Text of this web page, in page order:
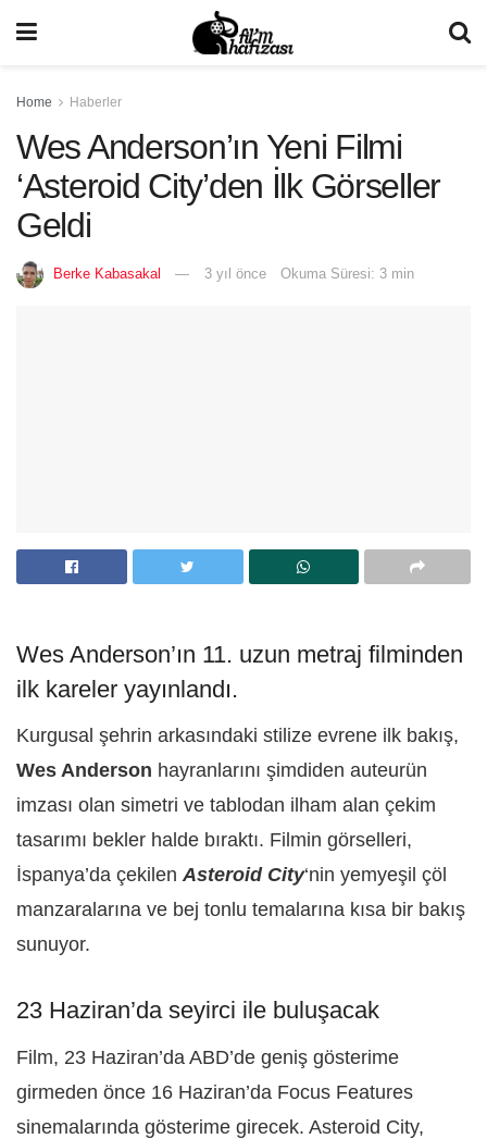
Home Haberler
Wes Anderson’ın Yeni Filmi
‘Asteroid City’den İlk Görseller
Geldi
Berke Kabasakal 3 yıl önce Okuma Süresi: 3 min
Wes Anderson’ın 11. uzun metraj filminden
ilk kareler yayınlandı.
Kurgusal şehrin arkasındaki stilize evrene ilk bakış,
Wes Anderson hayranlarını şimdiden auteurün
imzası olan simetri ve tablodan ilham alan çekim
tasarımı bekler halde bıraktı. Filmin görselleri,
İspanya’da çekilenAsteroid City‘nin yemyeşil çöl
manzaralarına ve bej tonlu temalarına kısa bir bakış
sunuyor.
23 Haziran’da seyirci ile buluşacak
Film, 23 Haziran’da ABD’de geniş gösterime
girmeden önce 16 Haziran’da Focus Features
sinemalarında gösterime girecek. Asteroid City,